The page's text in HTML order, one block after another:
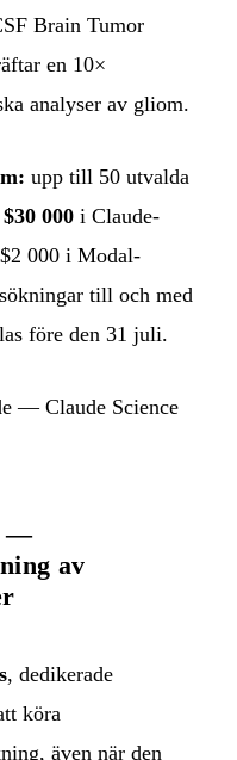
Brain Tumor
en 10×
analyser av gliom.
upp till 50 utvalda
$30 000 i Claude-
000 i Modal-
till och med
före den 31 juli.
— Claude Science
—
av
, dedikerade
köra
även när den